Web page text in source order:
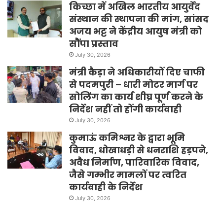
किच्छा में अखिल भारतीय आयुर्वेद
संस्थान की स्थापना की मांग, सांसद
अजय भट्ट ने केंद्रीय आयुष मंत्री को
सौंपा प्रस्ताव
July 30, 2026
मंत्री कैड़ा ने अधिकारीयों दिए चाफी
से पदमपुरी – धारी मोटर मार्ग पर
सोलिंग का कार्य शीघ्र पूर्ण करने के
निर्देश नहीं तो होंगी कार्यवाही
July 30, 2026
कुमाऊं कमिश्नर के द्वारा भूमि
विवाद, धोखाधड़ी से धनराशि हड़पने,
अवैध निर्माण, पारिवारिक विवाद,
जैसे गम्भीर मामलों पर त्वरित
कार्यवाही के निर्देश
July 30, 2026